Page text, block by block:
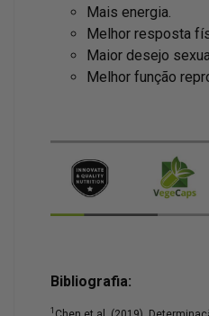
Mais energia.
Melhor resposta
Maior desejo
Melhor função
Bibliografia:
1